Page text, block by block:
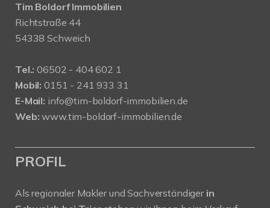
Tim Boldorf Immobilien
Richtstraße 44
54338 Schweich
Tel.: 06502 - 404 602 1
Mobil: 0151 - 241 933 31
E-Mail: info@tim-boldorf-immobilien.de
Web:www.tim-boldorf-immobilien.de
PROFIL
Als regionaler Makler und Sachverständigerin